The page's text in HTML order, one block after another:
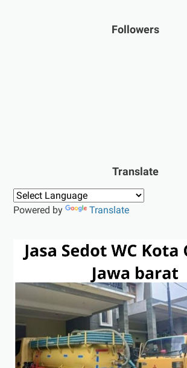
Followers
Translate
Powered by Translate